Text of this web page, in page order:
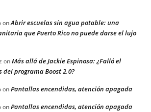
onAbrir escuelas sin agua potable: una
que Puerto Rico no puede darse el lujo
onMás allá de Jackie Espinosa: ¿Falló el
del programa Boost 2.0?
onPantallas encendidas, atención apagada
onPantallas encendidas, atención apagada